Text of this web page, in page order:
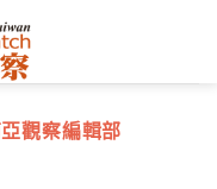
觀察編輯部